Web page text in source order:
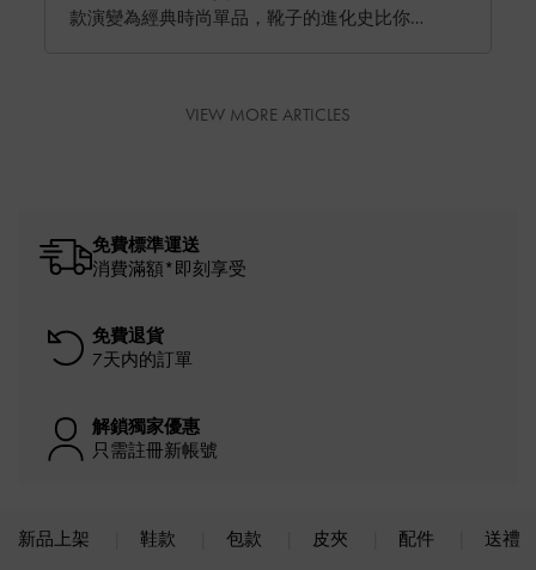
款演變為經典時尚單品，靴子的進化史比你想
VIEW MORE ARTICLES
免費標準運送
消費滿額*即刻享受
免費退貨
7天内的訂單
解鎖獨家優惠
只需註冊新帳號
新品上架 鞋款 包款 皮夾 配件 送禮